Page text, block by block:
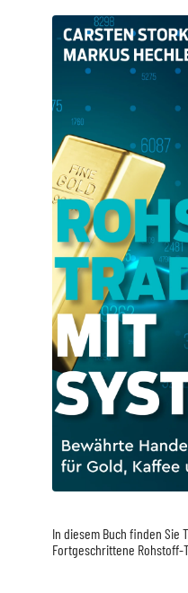
In diesem Buch finden Sie
Fortgeschrittene Rohstoff-